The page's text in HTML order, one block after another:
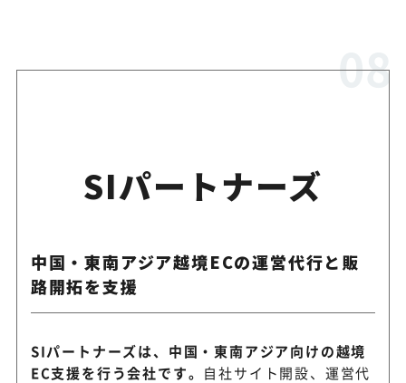
SIパートナーズ
中国・東南アジア越境ECの運営代行と販
路開拓を支援
SIパートナーズは、中国・東南アジア向けの越境
EC支援を行う会社です。 自社サイト開設、運営代